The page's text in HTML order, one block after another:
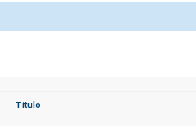
Título